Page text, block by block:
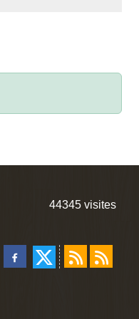
44345 visites